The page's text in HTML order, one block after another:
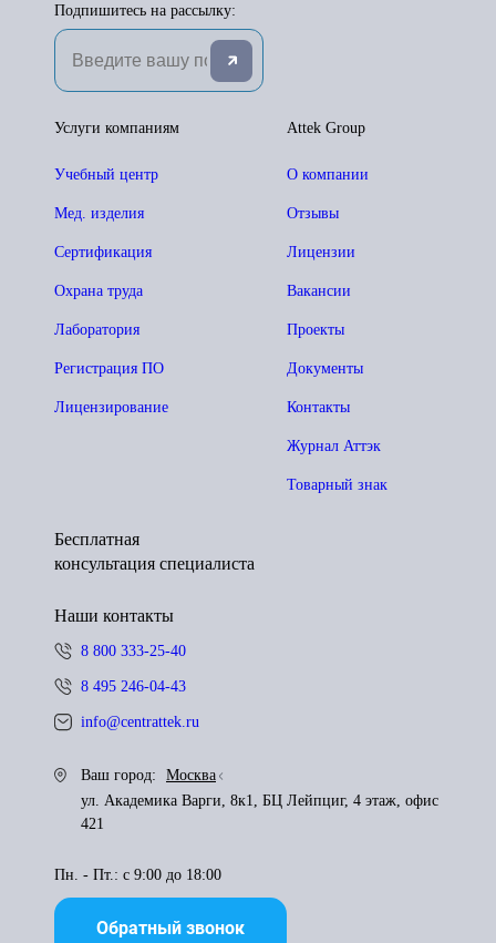
Подпишитесь на рассылку:
Attek Group
О компании
Отзывы
Лицензии
Вакансии
Проекты
Документы
Контакты
Журнал Аттэк
Товарный знак
Услуги компаниям
Учебный центр
Мед. изделия
Сертификация
Охрана труда
Лаборатория
Регистрация ПО
Лицензирование
Бесплатная
консультация специалиста
Наши контакты
8 800 333-25-40
8 495 246-04-43
info@centrattek.ru
Ваш город:
Москва
ул. Академика Варги, 8к1, БЦ Лейпциг, 4 этаж, офис
421
Пн. - Пт.: с 9:00 до 18:00
Обратный звонок